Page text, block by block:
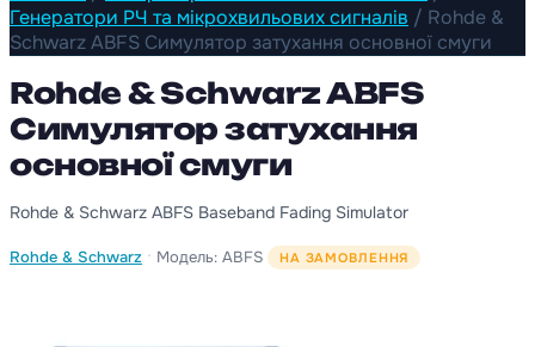
Генератори РЧ та мікрохвильових сигналів / Rohde &
Schwarz ABFS Симулятор затухання основної смуги
Rohde & Schwarz ABFS
Симулятор затухання
основної смуги
Rohde & Schwarz ABFS Baseband Fading Simulator
Rohde & Schwarz · Модель: ABFS НА ЗАМОВЛЕННЯ